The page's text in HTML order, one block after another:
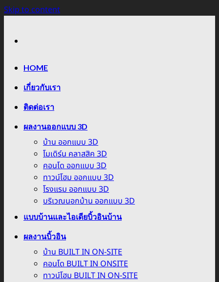
Skip to content
HOME
เกี่ยวกับเรา
ติดต่อเรา
ผลงานออกแบบ 3D
บ้าน ออกแบบ 3D
โมเดิร์น คลาสสิค 3D
คอนโด ออกแบบ 3D
ทาวน์โฮม ออกแบบ 3D
โรงแรม ออกแบบ 3D
บริเวณนอกบ้าน ออกแบบ 3D
แบบบ้านและไอเดียบิ้วอินบ้าน
ผลงานบิ้วอิน
บ้าน BUILT IN ON-SITE
คอนโด BUILT IN ONSITE
ทาวน์โฮม BUILT IN ON-SITE